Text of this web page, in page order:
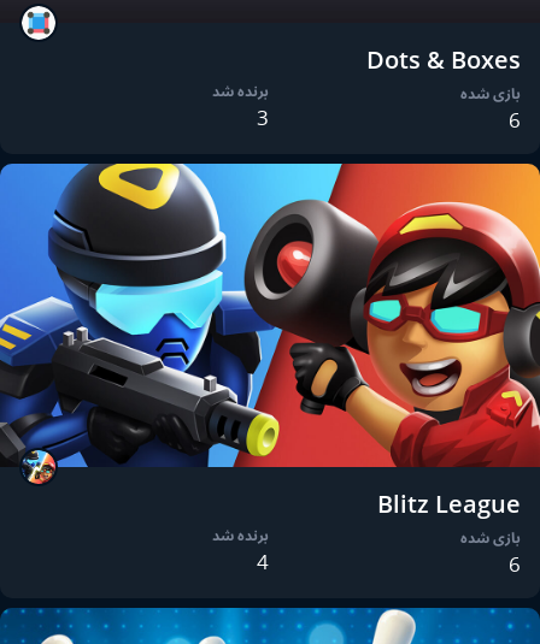
Dots & Boxes
بازی شده
6
برنده شد
3
Blitz League
بازی شده
6
برنده شد
4